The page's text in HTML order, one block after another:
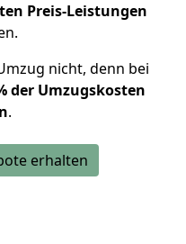
Preis-Leistungen
nicht, denn bei
der Umzugskosten
.
erhalten